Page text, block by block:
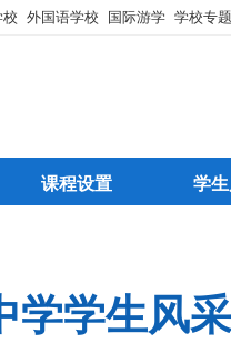
外国语学校 国际游学 学校专题
课程设置 学
学学生风采